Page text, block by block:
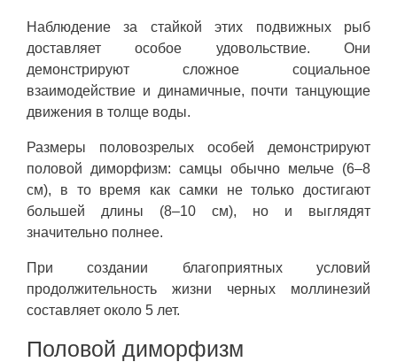
Наблюдение за стайкой этих подвижных рыб
доставляет особое удовольствие. Они
демонстрируют сложное социальное
взаимодействие и динамичные, почти танцующие
движения в толще воды.
Размеры половозрелых особей демонстрируют
половой диморфизм: самцы обычно мельче (6–8
см), в то время как самки не только достигают
большей длины (8–10 см), но и выглядят
значительно полнее.
При создании благоприятных условий
продолжительность жизни черных моллинезий
составляет около 5 лет.
Половой диморфизм